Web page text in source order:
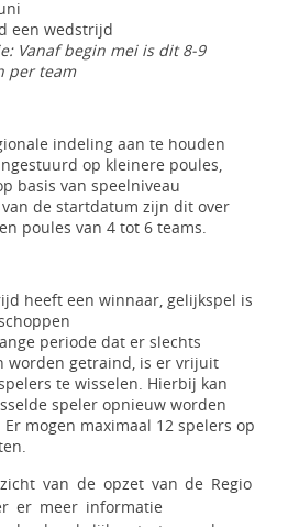
een wedstrijd
Vanaf begin mei is dit 8-9
per team
indeling aan te houden
op kleinere poules,
basis van speelniveau
de startdatum zijn dit over
poules van 4 tot 6 teams.
heeft een winnaar, gelijkspel is
periode dat er slechts
worden getraind, is er vrijuit
te wisselen. Hierbij kan
speler opnieuw worden
mogen maximaal 12 spelers op
van de opzet van de Regio
er meer informatie